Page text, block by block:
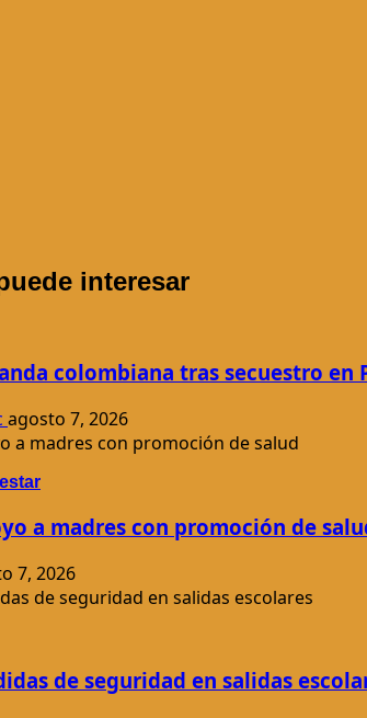
interesar
colombiana tras secuestro en
agosto 7, 2026
a madres con promoción de
7, 2026
de seguridad en salidas